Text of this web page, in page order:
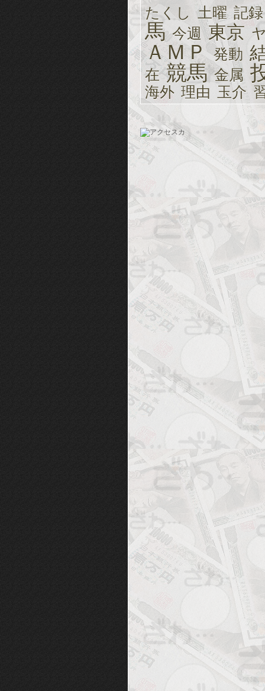
たくし 土曜 記録
馬 今週 東京
ＡＭＰ 発動
在 競馬 金属
海外 理由 玉介